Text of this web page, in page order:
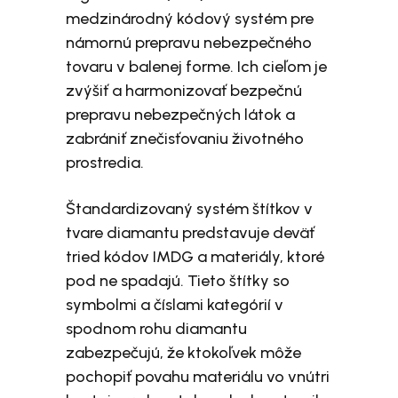
medzinárodný kódový systém pre
námornú prepravu nebezpečného
tovaru v balenej forme. Ich cieľom je
zvýšiť a harmonizovať bezpečnú
prepravu nebezpečných látok a
zabrániť znečisťovaniu životného
prostredia.
Štandardizovaný systém štítkov v
tvare diamantu predstavuje deväť
tried kódov IMDG a materiály, ktoré
pod ne spadajú. Tieto štítky so
symbolmi a číslami kategórií v
spodnom rohu diamantu
zabezpečujú, že ktokoľvek môže
pochopiť povahu materiálu vo vnútri